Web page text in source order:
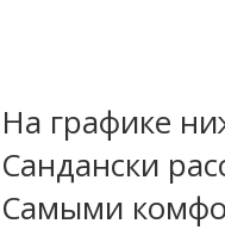
На графике
Сандански
Самыми